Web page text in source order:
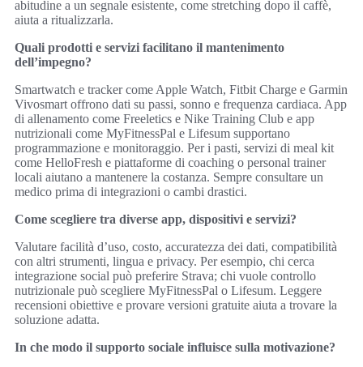
abitudine a un segnale esistente, come stretching dopo il caffè,
aiuta a ritualizzarla.
Quali prodotti e servizi facilitano il mantenimento
dell’impegno?
Smartwatch e tracker come Apple Watch, Fitbit Charge e Garmin
Vivosmart offrono dati su passi, sonno e frequenza cardiaca. App
di allenamento come Freeletics e Nike Training Club e app
nutrizionali come MyFitnessPal e Lifesum supportano
programmazione e monitoraggio. Per i pasti, servizi di meal kit
come HelloFresh e piattaforme di coaching o personal trainer
locali aiutano a mantenere la costanza. Sempre consultare un
medico prima di integrazioni o cambi drastici.
Come scegliere tra diverse app, dispositivi e servizi?
Valutare facilità d’uso, costo, accuratezza dei dati, compatibilità
con altri strumenti, lingua e privacy. Per esempio, chi cerca
integrazione social può preferire Strava; chi vuole controllo
nutrizionale può scegliere MyFitnessPal o Lifesum. Leggere
recensioni obiettive e provare versioni gratuite aiuta a trovare la
soluzione adatta.
In che modo il supporto sociale influisce sulla motivazione?